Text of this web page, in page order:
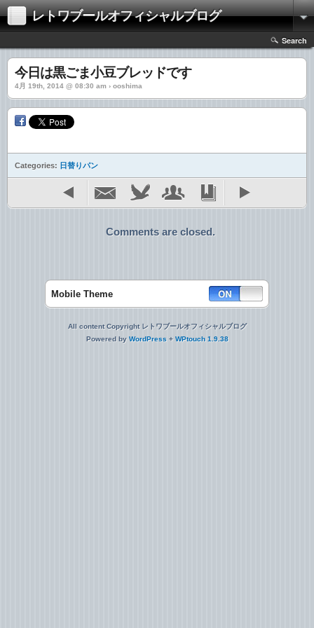
レトワブールオフィシャルブログ
Search
今日は黒ごま小豆ブレッドです
4月 19th, 2014 @ 08:30 am › ooshima
Categories: 日替りパン
Comments are closed.
Mobile Theme
All content Copyright レトワブールオフィシャルブログ
Powered by WordPress + WPtouch 1.9.38